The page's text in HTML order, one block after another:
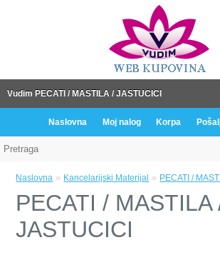
Vudim PECATI / MASTILA / JASTUCICI
Naslovna Moj nalog Korpa
Naslovna » Kancelarijski Materijal » PECATI /
PECATI / MASTILA
JASTUCICI